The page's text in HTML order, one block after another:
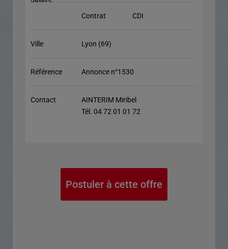
Contrat
CDI
Ville Lyon (69)
Référence Annonce n°1530
Contact
AINTERIM Miribel
Tél. 04 72 01 01 72
Postuler à cette offre